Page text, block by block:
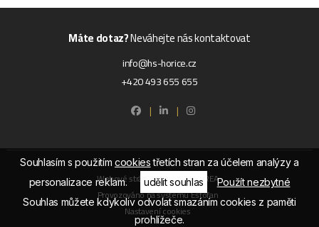
Máte dotaz?Neváhejte nás kontaktovat
info@hs-horice.cz
+420 493 655 655
|
|
Webové stránky ©2026 PANKREA
Provozováno na systému Estofan
Nastavení cookies
Souhlasím s použitím cookiestřetích stran za účelem analýzy a
personalizace reklam.
udělit souhlas
Použít nezbytné
Souhlas můžete kdykoliv odvolat smazáním cookies z paměti
prohlížeče.